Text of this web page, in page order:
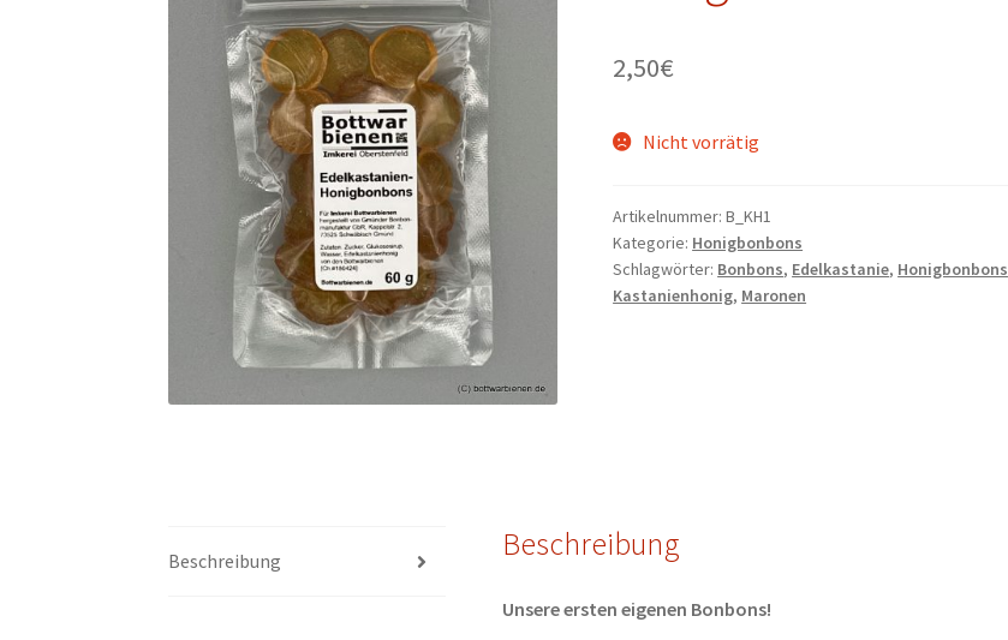
2,50€
Nicht vorrätig
Artikelnummer:B_KH1
Kategorie: Honigbonbons
Schlagwörter: Bonbons, Edelkastanie, Honigbonbons
Kastanienhonig, Maronen
Beschreibung Beschreibung
Unsere ersten eigenen Bonbons!